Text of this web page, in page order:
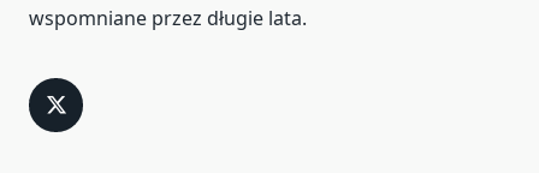
wspomniane przez długie lata.